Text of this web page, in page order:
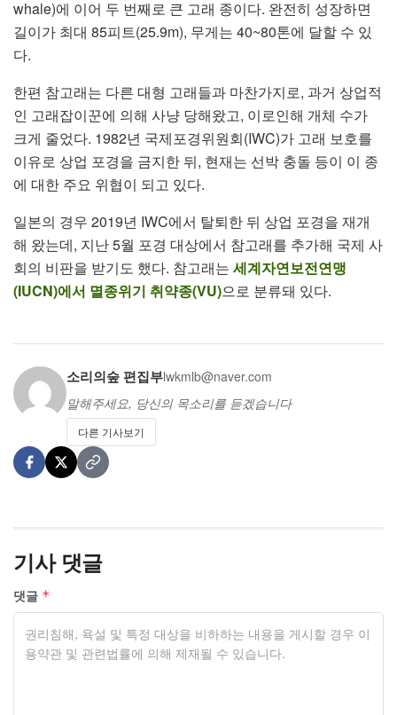
whale)에 이어 두 번째로 큰 고래 종이다. 완전히 성장하면
길이가 최대 85피트(25.9m), 무게는 40~80톤에 달할 수 있
다.
한편 참고래는 다른 대형 고래들과 마찬가지로, 과거 상업적
인 고래잡이꾼에 의해 사냥 당해왔고, 이로인해 개체 수가
크게 줄었다. 1982년 국제포경위원회(IWC)가 고래 보호를
이유로 상업 포경을 금지한 뒤, 현재는 선박 충돌 등이 이 종
에 대한 주요 위협이 되고 있다.
일본의 경우 2019년 IWC에서 탈퇴한 뒤 상업 포경을 재개
해 왔는데, 지난 5월 포경 대상에서 참고래를 추가해 국제 사
회의 비판을 받기도 했다. 참고래는 세계자연보전연맹
(IUCN)에서 멸종위기 취약종(VU)으로 분류돼 있다.
소리의숲 편집부lwkmlb@naver.com
말해주세요, 당신의 목소리를 듣겠습니다
다른 기사보기
기사 댓글
댓글 *